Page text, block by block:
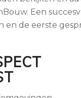
Een
en de eerste